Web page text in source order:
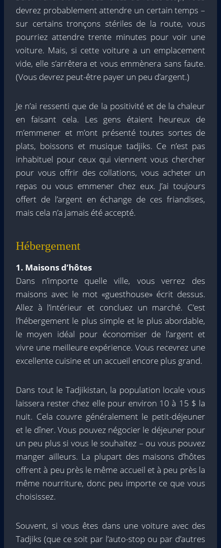
devrez probablement attendre un certain temps –
sur certains tronçons stériles de la route, vous
pourriez attendre trente minutes pour voir une
voiture. Mais, si cette voiture a un emplacement
vide, elle s’arrêtera et vous emmènera sans faute.
(Vous devrez peut-être payer un peu d’argent.)
Je n’ai ressenti que de la positivité et de la chaleur
en faisant cela. Les gens étaient heureux de
m’emmener et m’ont présenté toutes sortes de
plats, boissons et musique tadjiks. Ce n’est pas
inhabituel pour ceux qui viennent vous chercher
pour vous offrir des collations, vous acheter un
repas ou vous emmener chez eux. J’ai toujours
offert de l’argent en échange de ces friandises,
mais cela n’a jamais été accepté.
Hébergement
1. Maisons d’hôtes
Dans n’importe quelle ville, vous verrez des
maisons avec le mot «guesthouse» écrit dessus.
Allez à l’intérieur et concluez un marché. C’est
l’hébergement le plus simple et le plus abordable,
le moyen idéal pour économiser de l’argent et
vivre une meilleure expérience. Vous recevrez une
excellente cuisine et un accueil encore plus grand.
Dans tout le Tadjikistan, la population locale vous
laissera rester chez elle pour environ 10 à 15 $ la
nuit. Cela couvre généralement le petit-déjeuner
et le dîner. Vous pouvez négocier le déjeuner pour
un peu plus si vous le souhaitez – ou vous pouvez
manger ailleurs. La plupart des maisons d’hôtes
offrent à peu près le même accueil et à peu près la
même nourriture, donc peu importe ce que vous
choisissez.
Souvent, si vous êtes dans une voiture avec des
Tadjiks (que ce soit par l’auto-stop ou par d’autres